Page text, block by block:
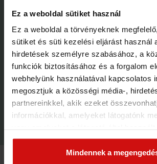
Ez a weboldal sütiket használ
Ez a weboldal a törvényeknek
sütiket és süti kezelési eljárást használ
hirdetések személyre szabásához, a
funkciók biztosításához és a forgalom
webhelyünk használatával kapcsolatos
megosztjuk a közösségi média-,
partnereinkkel, akik ezeket
információkkal, amelyeket látogatónk
szolgáltatásokból gyűjtöttek.
munkánkat és nagyobb felhasználói
Mindennek a
Száraz Gábor
Párválasztási Tanácsadó, Házassági
Tanácsadó